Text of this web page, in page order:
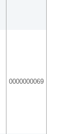
0000000069